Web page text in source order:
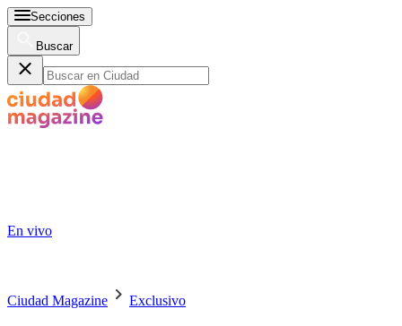
Secciones
Buscar
En vivo
Ciudad Magazine Exclusivo